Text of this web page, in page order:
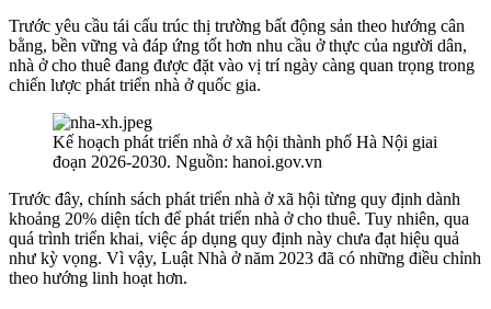
Trước yêu cầu tái cấu trúc thị trường bất động sản theo hướng cân
bằng, bền vững và đáp ứng tốt hơn nhu cầu ở thực của người dân,
nhà ở cho thuê đang được đặt vào vị trí ngày càng quan trọng trong
chiến lược phát triển nhà ở quốc gia.
Kế hoạch phát triển nhà ở xã hội thành phố Hà Nội giai
đoạn 2026-2030. Nguồn: hanoi.gov.vn
Trước đây, chính sách phát triển nhà ở xã hội từng quy định dành
khoảng 20% diện tích để phát triển nhà ở cho thuê. Tuy nhiên, qua
quá trình triển khai, việc áp dụng quy định này chưa đạt hiệu quả
như kỳ vọng. Vì vậy, Luật Nhà ở năm 2023 đã có những điều chỉnh
theo hướng linh hoạt hơn.